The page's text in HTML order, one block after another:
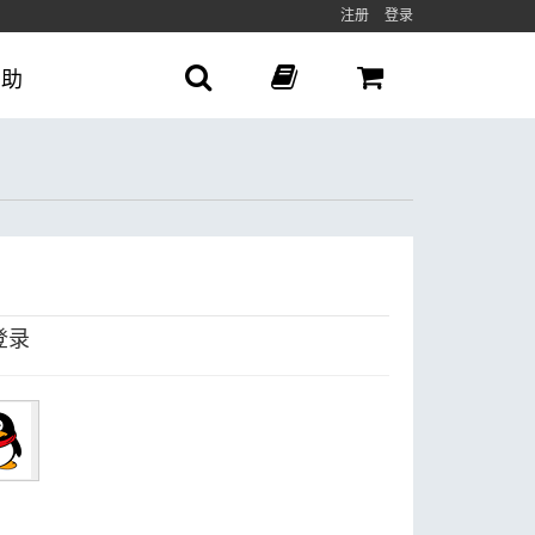
注册 登录
录